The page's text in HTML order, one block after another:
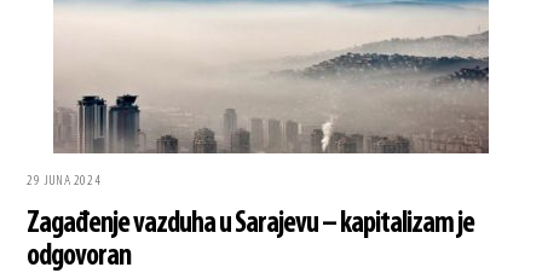
29 JUNA 2024
Zagađenje vazduha u Sarajevu – kapitalizam je
odgovoran